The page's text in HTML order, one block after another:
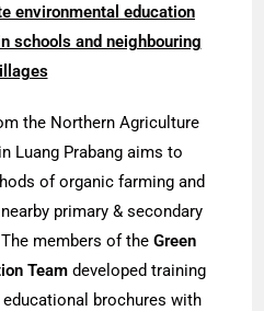
environmental education
schools and neighbouring
the Northern Agriculture
Luang Prabang aims to
of organic farming and
primary & secondary
members of theGreen
Team developed training
brochures with